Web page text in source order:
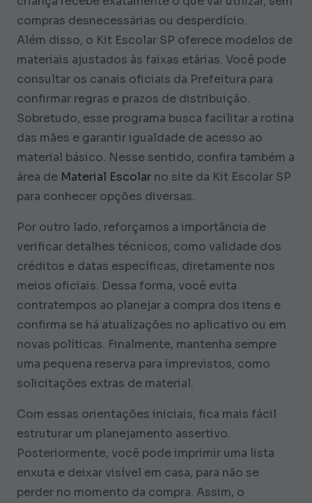
compras desnecessárias ou desperdício.
Além disso, o Kit Escolar SP oferece modelos de
materiais ajustados às faixas etárias. Você pode
consultar os canais oficiais da Prefeitura para
confirmar regras e prazos de distribuição.
Sobretudo, esse programa busca facilitar a rotina
das mães e garantir igualdade de acesso ao
material básico. Nesse sentido, confira também a
área de Material Escolar no site da Kit Escolar SP
para conhecer opções diversas.
Por outro lado, reforçamos a importância de
verificar detalhes técnicos, como validade dos
créditos e datas específicas, diretamente nos
meios oficiais. Dessa forma, você evita
contratempos ao planejar a compra dos itens e
confirma se há atualizações no aplicativo ou em
novas políticas. Finalmente, mantenha sempre
uma pequena reserva para imprevistos, como
solicitações extras de material.
Com essas orientações iniciais, fica mais fácil
estruturar um planejamento assertivo.
Posteriormente, você pode imprimir uma lista
enxuta e deixar visível em casa, para não se
perder no momento da compra. Assim, o